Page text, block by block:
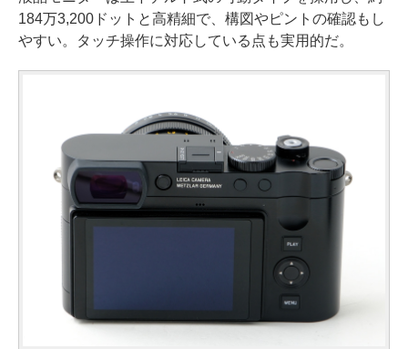
184万3,200ドットと高精細で、構図やピントの確認もし
やすい。タッチ操作に対応している点も実用的だ。